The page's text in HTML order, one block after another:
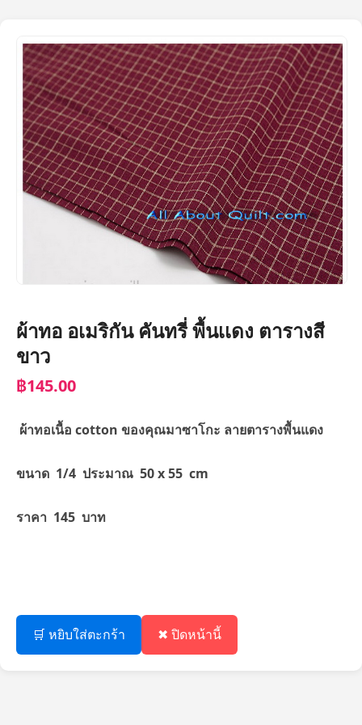
ผ้าทอ อเมริกัน คันทรี่ พื้นเเดง ตารางสี
ขาว
฿145.00
ผ้าทอเนื้อ cotton ของคุณมาซาโกะ ลายตารางพื้นแดง
ขนาด 1/4 ประมาณ 50 x 55 cm
ราคา 145 บาท
🛒 หยิบใส่ตะกร้า ✖ ปิดหน้านี้